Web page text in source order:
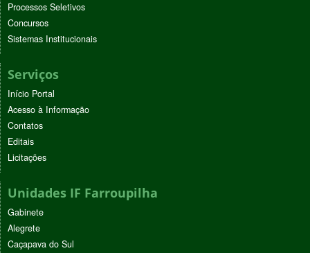
Processos Seletivos
Concursos
Sistemas Institucionais
Serviços
Início Portal
Acesso à Informação
Contatos
Editais
Licitações
Unidades IF Farroupilha
Gabinete
Alegrete
Caçapava do Sul